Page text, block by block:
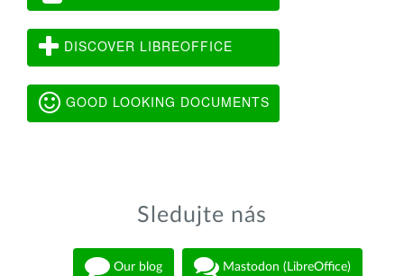
DISCOVER LIBREOFFICE
GOOD LOOKING DOCUMENTS
Sledujte nás
Our blog Mastodon (LibreOffice)